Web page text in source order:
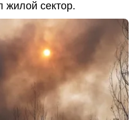
жилой сектор.